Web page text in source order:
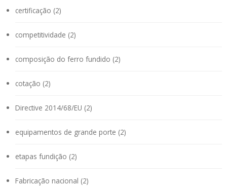
certificação (2)
competitividade (2)
composição do ferro fundido (2)
cotação (2)
Directive 2014/68/EU (2)
equipamentos de grande porte (2)
etapas fundição (2)
Fabricação nacional (2)